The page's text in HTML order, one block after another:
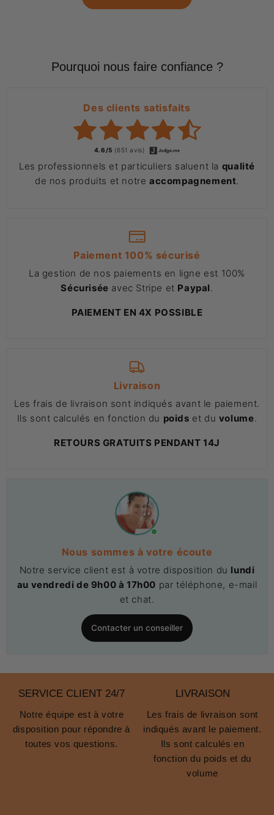
Pourquoi nous faire confiance ?
Des clients satisfaits
4.6/5 (651 avis)
Les professionnels et particuliers saluent la qualité
de nos produits et notre accompagnement.
Paiement 100% sécurisé
La gestion de nos paiements en ligne est 100%
Sécurisée avec Stripe et Paypal.
PAIEMENT EN 4X POSSIBLE
Livraison
Les frais de livraison sont indiqués avant le paiement.
Ils sont calculés en fonction du poids et du volume.
RETOURS GRATUITS PENDANT 14J
Nous sommes à votre écoute
Notre service client est à votre disposition du lundi
au vendredi de 9h00 à 17h00 par téléphone, e-mail
et chat.
Contacter un conseiller
SERVICE CLIENT 24/7
Notre équipe est à votre
disposition pour répondre à
toutes vos questions.
LIVRAISON
Les frais de livraison sont
indiqués avant le paiement.
Ils sont calculés en
fonction du poids et du
volume